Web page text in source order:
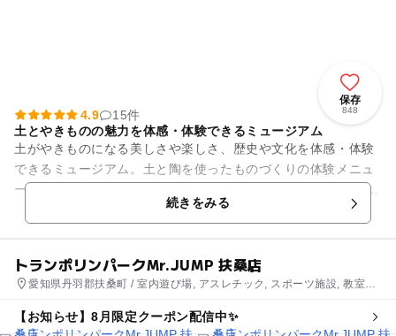
保存
848
4.9
15件
土とやきものの魅力を体感・体験できるミュージアム
土がやきものになる美しさや楽しさ、歴史や文化を体感・体験
できるミュージアム。土と陶を使ったものづくりの体験メニュ
ーがいっぱいです。 「土・どろんこ館」では、光るどろだんご
続きをみる
トランポリンパークMr.JUMP 扶桑店
愛知県丹羽郡扶桑町 / 室内遊び場, アスレチック, スポーツ施設, 教室・
【お知らせ】8月限定クーポン配信中✨